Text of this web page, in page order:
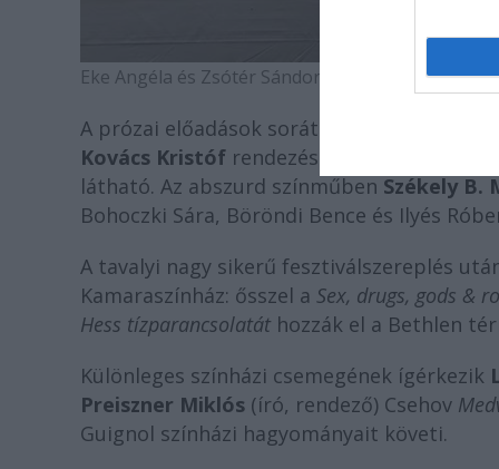
Eke Angéla és Zsótér Sándor Az aranjuezi szép
A prózai előadások sorát gyarapítja a
Kovács Kristóf rendezésében, mely a
látható. Az abszurd színműben Székely B.
Bohoczki Sára, Böröndi Bence és Ilyés
A tavalyi nagy sikerű fesztiválszereplés
Kamaraszínház: ősszel a Sex, drugs, gods &
Hess tízparancsolatát hozzák el a Bethlen
Különleges színházi csemegének ígérkezik
Preiszner Miklós (író, rendező) Csehov
Guignol színházi hagyományait követi.